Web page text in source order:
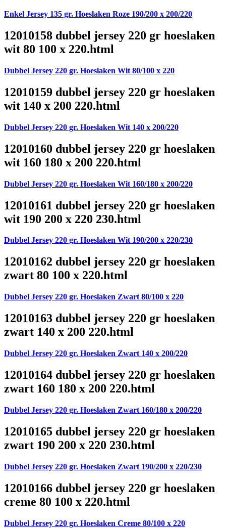
Enkel Jersey 135 gr. Hoeslaken Roze 190/200 x 200/220
12010158 dubbel jersey 220 gr hoeslaken
wit 80 100 x 220.html
Dubbel Jersey 220 gr. Hoeslaken Wit 80/100 x 220
12010159 dubbel jersey 220 gr hoeslaken
wit 140 x 200 220.html
Dubbel Jersey 220 gr. Hoeslaken Wit 140 x 200/220
12010160 dubbel jersey 220 gr hoeslaken
wit 160 180 x 200 220.html
Dubbel Jersey 220 gr. Hoeslaken Wit 160/180 x 200/220
12010161 dubbel jersey 220 gr hoeslaken
wit 190 200 x 220 230.html
Dubbel Jersey 220 gr. Hoeslaken Wit 190/200 x 220/230
12010162 dubbel jersey 220 gr hoeslaken
zwart 80 100 x 220.html
Dubbel Jersey 220 gr. Hoeslaken Zwart 80/100 x 220
12010163 dubbel jersey 220 gr hoeslaken
zwart 140 x 200 220.html
Dubbel Jersey 220 gr. Hoeslaken Zwart 140 x 200/220
12010164 dubbel jersey 220 gr hoeslaken
zwart 160 180 x 200 220.html
Dubbel Jersey 220 gr. Hoeslaken Zwart 160/180 x 200/220
12010165 dubbel jersey 220 gr hoeslaken
zwart 190 200 x 220 230.html
Dubbel Jersey 220 gr. Hoeslaken Zwart 190/200 x 220/230
12010166 dubbel jersey 220 gr hoeslaken
creme 80 100 x 220.html
Dubbel Jersey 220 gr. Hoeslaken Creme 80/100 x 220